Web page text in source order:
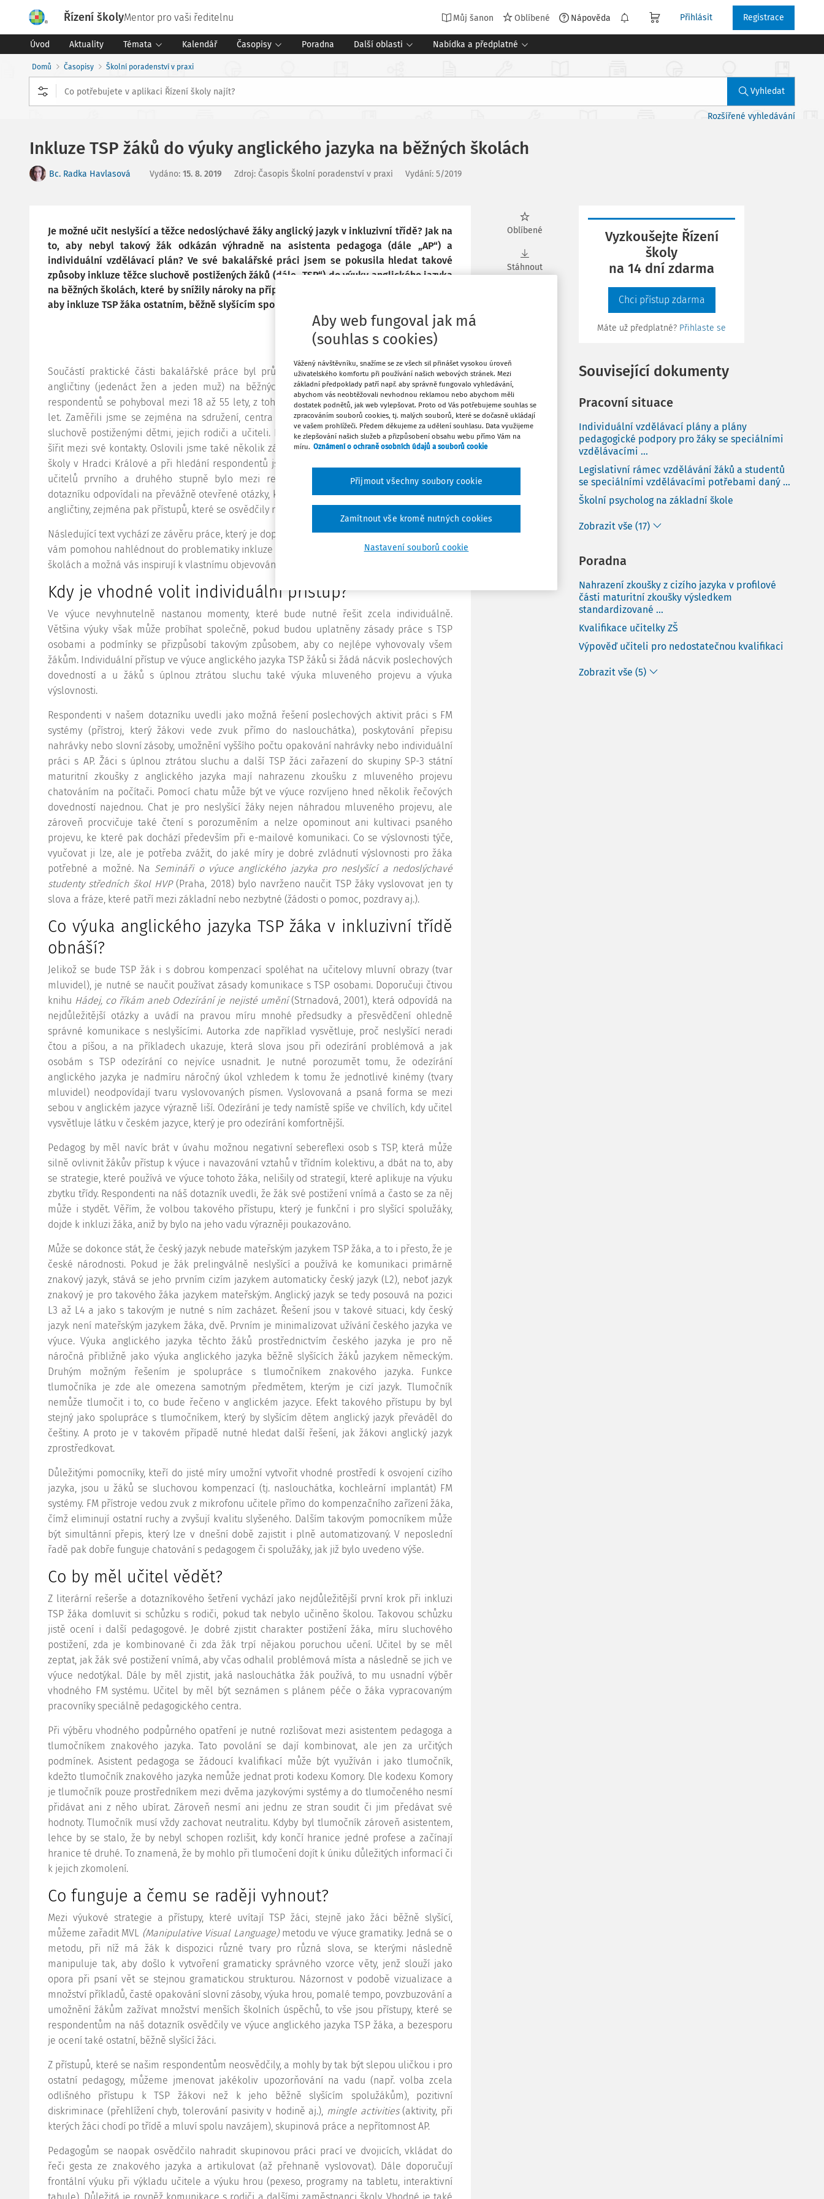
Řízení školyMentor pro vaši ředitelnu Můj šanon Oblíbené Nápověda Přihlásit Registrace
Úvod Aktuality Témata Kalendář Časopisy Poradna Další oblasti Nabídka a předplatné
Domů Časopisy Školní poradenství v praxi
Vyhledat
Rozšířené vyhledávání
Inkluze TSP žáků do výuky anglického jazyka na běžných školách
Bc. Radka Havlasová Vydáno: 15. 8. 2019 Zdroj: Časopis Školní poradenství v praxi Vydání: 5/2019
Je možné učit neslyšící a těžce nedoslýchavé žáky anglický jazyk v inkluzivní třídě? Jak na
to, aby nebyl takový žák odkázán výhradně na asistenta pedagoga (dále „AP“) a
individuální vzdělávací plán? Ve své bakalářské práci jsem se pokusila hledat takové
způsoby inkluze těžce sluchově postižených žáků (dále „TSP“) do výuky anglického jazyka
na běžných školách, které by snížily nároky na přípravy pro učitele a zároveň by umožnily,
aby inkluze TSP žáka ostatním, běžně slyšícím spolužákům prospívala.
Součástí praktické části bakalářské práce byl průzkum, kterého se zúčastnilo 12 učitelů
angličtiny (jedenáct žen a jeden muž) na běžných školách s TSP žákem v inkluzi. Věk
respondentů se pohyboval mezi 18 až 55 lety, z toho osm respondentů bylo starších než 35
let. Zaměřili jsme se zejména na sdružení, centra a školy, které se zabývají prací s těžce
sluchově postiženými dětmi, jejich rodiči a učiteli. Dotazník proto tyto instituce mohly dále
šířit mezi své kontakty. Oslovili jsme také několik základních škol dle tipů žáků ze speciální
školy v Hradci Králové a při hledání respondentů jsme použili i sociální média. Zastoupení
učitelů prvního a druhého stupně bylo mezi respondenty rovnoměrné. V anonymním
dotazníku odpovídali na převážně otevřené otázky, které se týkaly inkluze TSP žáků do výuky
angličtiny, zejména pak přístupů, které se osvědčily nebo naopak byly slepou uličkou.
Následující text vychází ze závěru práce, který je doplněn o další, zpřesňující informace, které
vám pomohou nahlédnout do problematiky inkluze TSP žáků do výuky angličtiny na běžných
školách a možná vás inspirují k vlastnímu objevování nových metod a technik v této oblasti.
Kdy je vhodné volit individuální přístup?
Ve výuce nevyhnutelně nastanou momenty, které bude nutné řešit zcela individuálně.
Většina výuky však může probíhat společně, pokud budou uplatněny zásady práce s TSP
osobami a podmínky se přizpůsobí takovým způsobem, aby co nejlépe vyhovovaly všem
žákům. Individuální přístup ve výuce anglického jazyka TSP žáků si žádá nácvik poslechových
dovedností a u žáků s úplnou ztrátou sluchu také výuka mluveného projevu a výuka
výslovnosti.
Respondenti v našem dotazníku uvedli jako možná řešení poslechových aktivit práci s FM
systémy (přístroj, který žákovi vede zvuk přímo do naslouchátka), poskytování přepisu
nahrávky nebo slovní zásoby, umožnění vyššího počtu opakování nahrávky nebo individuální
práci s AP. Žáci s úplnou ztrátou sluchu a další TSP žáci zařazení do skupiny SP-3 státní
maturitní zkoušky z anglického jazyka mají nahrazenu zkoušku z mluveného projevu
chatováním na počítači. Pomocí chatu může být ve výuce rozvíjeno hned několik řečových
dovedností najednou. Chat je pro neslyšící žáky nejen náhradou mluveného projevu, ale
zároveň procvičuje také čtení s porozuměním a nelze opominout ani kultivaci psaného
projevu, ke které pak dochází především při e-mailové komunikaci. Co se výslovnosti týče,
vyučovat ji lze, ale je potřeba zvážit, do jaké míry je dobré zvládnutí výslovnosti pro žáka
potřebné a možné. Na Semináři o výuce anglického jazyka pro neslyšící a nedoslýchavé
studenty středních škol HVP (Praha, 2018) bylo navrženo naučit TSP žáky vyslovovat jen ty
slova a fráze, které patří mezi základní nebo nezbytné (žádosti o pomoc, pozdravy aj.).
Co výuka anglického jazyka TSP žáka v inkluzivní třídě
obnáší?
Jelikož se bude TSP žák i s dobrou kompenzací spoléhat na učitelovy mluvní obrazy (tvar
mluvidel), je nutné se naučit používat zásady komunikace s TSP osobami. Doporučuji čtivou
knihu Hádej, co říkám aneb Odezírání je nejisté umění(Strnadová, 2001), která odpovídá na
nejdůležitější otázky a uvádí na pravou míru mnohé předsudky a přesvědčení ohledně
správné komunikace s neslyšícími. Autorka zde například vysvětluje, proč neslyšící neradi
čtou a píšou, a na příkladech ukazuje, která slova jsou při odezírání problémová a jak
osobám s TSP odezírání co nejvíce usnadnit. Je nutné porozumět tomu, že odezírání
anglického jazyka je nadmíru náročný úkol vzhledem k tomu že jednotlivé kinémy (tvary
mluvidel) neodpovídají tvaru vyslovovaných písmen. Vyslovovaná a psaná forma se mezi
sebou v anglickém jazyce výrazně liší. Odezírání je tedy namístě spíše ve chvílích, kdy učitel
vysvětluje látku v českém jazyce, který je pro odezírání komfortnější.
Pedagog by měl navíc brát v úvahu možnou negativní sebereflexi osob s TSP, která může
silně ovlivnit žákův přístup k výuce i navazování vztahů v třídním kolektivu, a dbát na to, aby
se strategie, které používá ve výuce tohoto žáka, nelišily od strategií, které aplikuje na výuku
zbytku třídy. Respondenti na náš dotazník uvedli, že žák své postižení vnímá a často se za něj
může i stydět. Věřím, že volbou takového přístupu, který je funkční i pro slyšící spolužáky,
dojde k inkluzi žáka, aniž by bylo na jeho vadu výrazněji poukazováno.
Může se dokonce stát, že český jazyk nebude mateřským jazykem TSP žáka, a to i přesto, že je
české národnosti. Pokud je žák prelingválně neslyšící a používá ke komunikaci primárně
znakový jazyk, stává se jeho prvním cizím jazykem automaticky český jazyk (L2), neboť jazyk
znakový je pro takového žáka jazykem mateřským. Anglický jazyk se tedy posouvá na pozici
L3 až L4 a jako s takovým je nutné s ním zacházet. Řešení jsou v takové situaci, kdy český
jazyk není mateřským jazykem žáka, dvě. Prvním je minimalizovat užívání českého jazyka ve
výuce. Výuka anglického jazyka těchto žáků prostřednictvím českého jazyka je pro ně
náročná přibližně jako výuka anglického jazyka běžně slyšících žáků jazykem německým.
Druhým možným řešením je spolupráce s tlumočníkem znakového jazyka. Funkce
tlumočníka je zde ale omezena samotným předmětem, kterým je cizí jazyk. Tlumočník
nemůže tlumočit i to, co bude řečeno v anglickém jazyce. Efekt takového přístupu by byl
stejný jako spolupráce s tlumočníkem, který by slyšícím dětem anglický jazyk převáděl do
češtiny. A proto je v takovém případě nutné hledat další řešení, jak žákovi anglický jazyk
zprostředkovat.
Důležitými pomocníky, kteří do jisté míry umožní vytvořit vhodné prostředí k osvojení cizího
jazyka, jsou u žáků se sluchovou kompenzací (tj. naslouchátka, kochleární implantát) FM
systémy. FM přístroje vedou zvuk z mikrofonu učitele přímo do kompenzačního zařízení žáka,
čímž eliminují ostatní ruchy a zvyšují kvalitu slyšeného. Dalším takovým pomocníkem může
být simultánní přepis, který lze v dnešní době zajistit i plně automatizovaný. V neposlední
řadě pak dobře funguje chatování s pedagogem či spolužáky, jak již bylo uvedeno výše.
Co by měl učitel vědět?
Z literární rešerše a dotazníkového šetření vychází jako nejdůležitější první krok při inkluzi
TSP žáka domluvit si schůzku s rodiči, pokud tak nebylo učiněno školou. Takovou schůzku
jistě ocení i další pedagogové. Je dobré zjistit charakter postižení žáka, míru sluchového
postižení, zda je kombinované či zda žák trpí nějakou poruchou učení. Učitel by se měl
zeptat, jak žák své postižení vnímá, aby včas odhalil problémová místa a následně se jich ve
výuce nedotýkal. Dále by měl zjistit, jaká naslouchátka žák používá, to mu usnadní výběr
vhodného FM systému. Učitel by měl být seznámen s plánem péče o žáka vypracovaným
pracovníky speciálně pedagogického centra.
Při výběru vhodného podpůrného opatření je nutné rozlišovat mezi asistentem pedagoga a
tlumočníkem znakového jazyka. Tato povolání se dají kombinovat, ale jen za určitých
podmínek. Asistent pedagoga se žádoucí kvalifikací může být využíván i jako tlumočník,
kdežto tlumočník znakového jazyka nemůže jednat proti kodexu Komory. Dle kodexu Komory
je tlumočník pouze prostředníkem mezi dvěma jazykovými systémy a do tlumočeného nesmí
přidávat ani z něho ubírat. Zároveň nesmí ani jednu ze stran soudit či jim předávat své
hodnoty. Tlumočník musí vždy zachovat neutralitu. Kdyby byl tlumočník zároveň asistentem,
lehce by se stalo, že by nebyl schopen rozlišit, kdy končí hranice jedné profese a začínají
hranice té druhé. To znamená, že by mohlo při tlumočení dojít k úniku důležitých informací či
k jejich zkomolení.
Co funguje a čemu se raději vyhnout?
Mezi výukové strategie a přístupy, které uvítají TSP žáci, stejně jako žáci běžně slyšící,
můžeme zařadit MVL (Manipulative Visual Language) metodu ve výuce gramatiky. Jedná se o
metodu, při níž má žák k dispozici různé tvary pro různá slova, se kterými následně
manipuluje tak, aby došlo k vytvoření gramaticky správného vzorce věty, jenž slouží jako
opora při psaní vět se stejnou gramatickou strukturou. Názornost v podobě vizualizace a
množství příkladů, časté opakování slovní zásoby, výuka hrou, pomalé tempo, povzbuzování a
umožnění žákům zažívat množství menších školních úspěchů, to vše jsou přístupy, které se
respondentům na náš dotazník osvědčily ve výuce anglického jazyka TSP žáka, a bezesporu
je ocení také ostatní, běžně slyšící žáci.
Z přístupů, které se našim respondentům neosvědčily, a mohly by tak být slepou uličkou i pro
ostatní pedagogy, můžeme jmenovat jakékoliv upozorňování na vadu (např. volba zcela
odlišného přístupu k TSP žákovi než k jeho běžně slyšícím spolužákům), pozitivní
diskriminace (přehlížení chyb, tolerování pasivity v hodině aj.), mingle activities(aktivity, při
kterých žáci chodí po třídě a mluví spolu navzájem), skupinová práce a nepřítomnost AP.
Pedagogům se naopak osvědčilo nahradit skupinovou práci prací ve dvojicích, vkládat do
řeči gesta ze znakového jazyka a artikulovat (až přehnaně vyslovovat). Dále doporučují
frontální výuku při výkladu učitele a výuku hrou (pexeso, programy na tabletu, interaktivní
Oblíbené
Stáhnout
Poznámka
Vyzkoušejte Řízení
školy
na 14 dní zdarma
Chci přístup zdarma
Máte už předplatné? Přihlaste se
Související dokumenty
Pracovní situace
Individuální vzdělávací plány a plány
pedagogické podpory pro žáky se speciálními
vzdělávacími ...
Legislativní rámec vzdělávání žáků a studentů
se speciálními vzdělávacími potřebami daný ...
Školní psycholog na základní škole
Zobrazit vše (17)
Poradna
Nahrazení zkoušky z cizího jazyka v profilové
části maturitní zkoušky výsledkem
standardizované ...
Kvalifikace učitelky ZŠ
Výpověď učiteli pro nedostatečnou kvalifikaci
Zobrazit vše (5)
Aby web fungoval jak má
(souhlas s cookies)
Vážený návštěvníku, snažíme se ze všech sil přinášet vysokou úroveň
uživatelského komfortu při používání našich webových stránek. Mezi
základní předpoklady patří např. aby správně fungovalo vyhledávání,
abychom vás neobtěžovali nevhodnou reklamou nebo abychom měli
dostatek podnětů, jak web vylepšovat. Proto od Vás potřebujeme souhlas se
zpracováním souborů cookies, tj. malých souborů, které se dočasně ukládají
ve vašem prohlížeči. Předem děkujeme za udělení souhlasu. Data využijeme
ke zlepšování našich služeb a přizpůsobení obsahu webu přímo Vám na
míru. Oznámení o ochraně osobních údajů a souborů cookie
Nastavení souborů cookie
Zamítnout vše kromě nutných cookies
Přijmout všechny soubory cookie